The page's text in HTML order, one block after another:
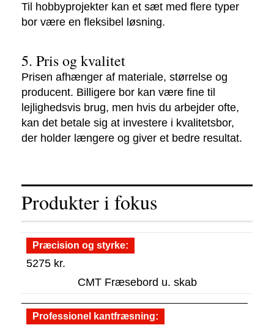
Til hobbyprojekter kan et sæt med flere typer
bor være en fleksibel løsning.
5. Pris og kvalitet
Prisen afhænger af materiale, størrelse og
producent. Billigere bor kan være fine til
lejlighedsvis brug, men hvis du arbejder ofte,
kan det betale sig at investere i kvalitetsbor,
der holder længere og giver et bedre resultat.
Produkter i fokus
Præcision og styrke
CMT Fræsebord u. skab
5275 kr.
Professionel kantfræsning